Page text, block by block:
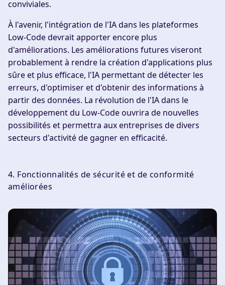
conviviales.
À l'avenir, l'intégration de l'IA dans les plateformes
Low-Code devrait apporter encore plus
d'améliorations. Les améliorations futures viseront
probablement à rendre la création d'applications plus
sûre et plus efficace, l'IA permettant de détecter les
erreurs, d'optimiser et d'obtenir des informations à
partir des données. La révolution de l'IA dans le
développement du Low-Code ouvrira de nouvelles
possibilités et permettra aux entreprises de divers
secteurs d'activité de gagner en efficacité.
4. Fonctionnalités de sécurité et de conformité
améliorées